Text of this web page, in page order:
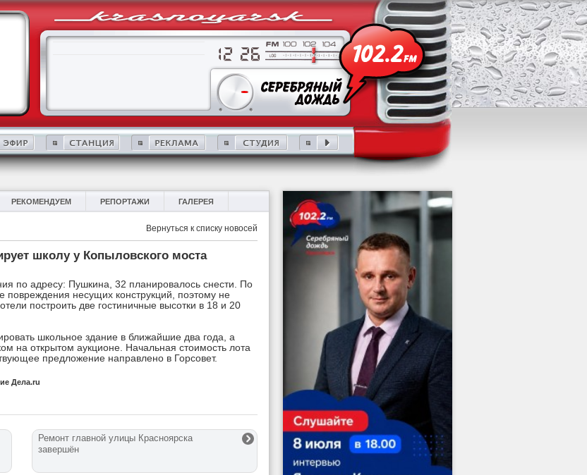
РЕКОМЕНДУЕМ РЕПОРТАЖИ ГАЛЕРЕЯ
Вернуться к списку новосей
школу у Копыловского моста
по адресу: Пушкина, 32 планировалось снести. По
несущих конструкций, поэтому не
построить две гостиничные высотки в 18 и 20
школьное здание в ближайшие два года, а
на открытом аукционе. Начальная стоимость лота
предложение направлено в Горсовет.
Дела.ru
Ремонт главной улицы Красноярска
завершён